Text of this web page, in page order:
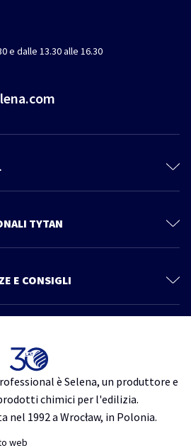
e dalle 13.30 alle 16.30
TYTAN
E CONSIGLI
isolamento termico
Guida Completa alla Scelta e
è Selena, un produttore e
chimici per l'edilizia.
nel 1992 a Wrocław, in Polonia.
web